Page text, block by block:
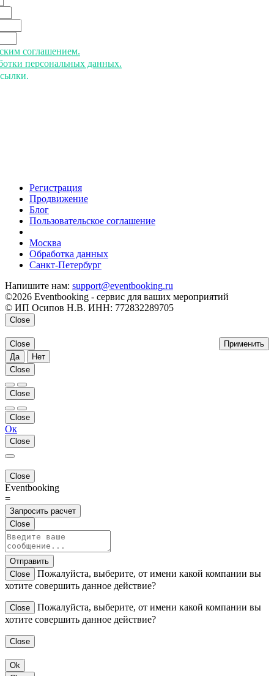
соглашением.
персональных данных.
Регистрация
Продвижение
Блог
Пользовательское соглашение
Москва
Обработка данных
Санкт-Петербург
Напишите нам: support@eventbooking.ru
©2026 Eventbooking - сервис для ваших мероприятий
© ИП Осипов Н.В. ИНН: 772832289705
Close
Применить
Close
Да
Нет
Close
Close
Close
Ок
Close
Close
Eventbooking
=
Запросить расчет
Close
Отправить
Close
Пожалуйста, выберите, от имени какой компании вы
хотите совершить данное действие?
Close
Пожалуйста, выберите, от имени какой компании вы
хотите совершить данное действие?
Close
Ok